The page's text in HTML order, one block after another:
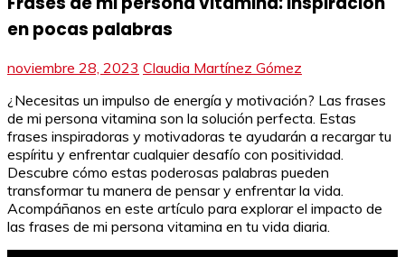
en pocas palabras
noviembre 28, 2023 Claudia Martínez Gómez
¿Necesitas un impulso de energía y motivación? Las frases
de mi persona vitamina son la solución perfecta. Estas
frases inspiradoras y motivadoras te ayudarán a recargar tu
espíritu y enfrentar cualquier desafío con positividad.
Descubre cómo estas poderosas palabras pueden
transformar tu manera de pensar y enfrentar la vida.
Acompáñanos en este artículo para explorar el impacto de
las frases de mi persona vitamina en tu vida diaria.